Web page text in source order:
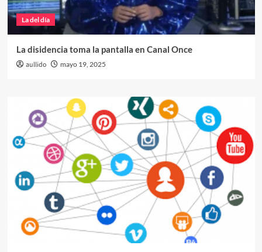
La del día
La disidencia toma la pantalla en Canal Once
aullido mayo 19, 2025